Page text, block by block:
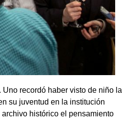
recordó haber visto de niño la
su juventud en la institución
histórico el pensamiento